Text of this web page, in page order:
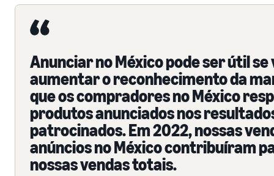
Anunciar no México pode ser útil
aumentar o reconhecimento da
que os compradores no México
produtos anunciados nos
patrocinados. Em 2022, nossas
anúncios no México contribuíram
nossas vendas totais.